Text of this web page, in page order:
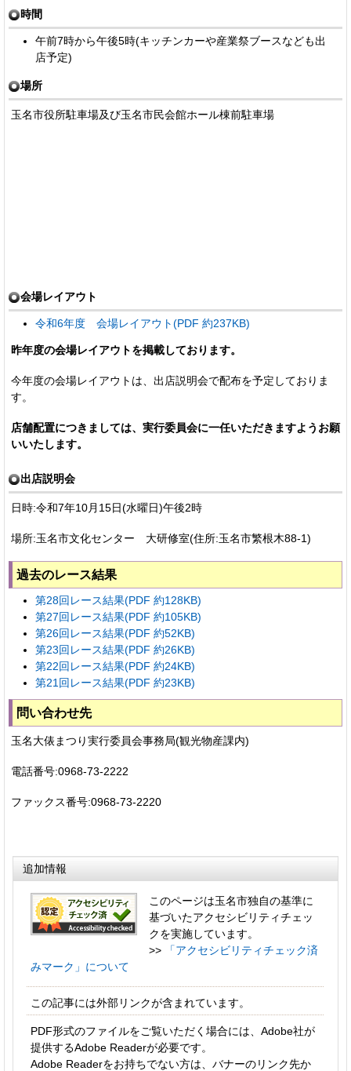
時間
午前7時から午後5時(キッチンカーや産業祭ブースなども出
店予定)
場所
玉名市役所駐車場及び玉名市民会館ホール棟前駐車場
会場レイアウト
令和6年度 会場レイアウト(PDF 約237KB)
昨年度の会場レイアウトを掲載しております。
今年度の会場レイアウトは、出店説明会で配布を予定しておりま
す。
店舗配置につきましては、実行委員会に一任いただきますようお願
いいたします。
出店説明会
日時:令和7年10月15日(水曜日)午後2時
場所:玉名市文化センター 大研修室(住所:玉名市繁根木88-1)
過去のレース結果
第28回レース結果(PDF 約128KB)
第27回レース結果(PDF 約105KB)
第26回レース結果(PDF 約52KB)
第23回レース結果(PDF 約26KB)
第22回レース結果(PDF 約24KB)
第21回レース結果(PDF 約23KB)
問い合わせ先
玉名大俵まつり実行委員会事務局(観光物産課内)
電話番号:0968-73-2222
ファックス番号:0968-73-2220
追加情報
このページは玉名市独自の基準に
基づいたアクセシビリティチェッ
クを実施しています。
>>
「アクセシビリティチェック済
みマーク」について
この記事には外部リンクが含まれています。
PDF形式のファイルをご覧いただく場合には、Adobe社が
提供するAdobe Readerが必要です。
Adobe Readerをお持ちでない方は、バナーのリンク先か